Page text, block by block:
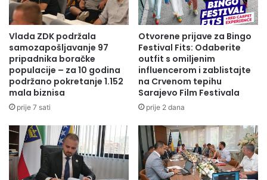
Vlada ZDK podržala
samozapošljavanje 97
pripadnika boračke
populacije – za 10 godina
podržano pokretanje 1.152
mala biznisa
prije 7 sati
Otvorene prijave za Bingo
Festival Fits: Odaberite
outfit s omiljenim
influencerom i zablistajte
na Crvenom tepihu
Sarajevo Film Festivala
prije 2 dana